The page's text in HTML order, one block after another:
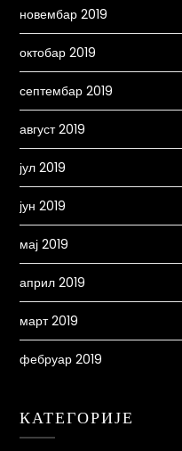
новембар 2019
октобар 2019
септембар 2019
август 2019
јул 2019
јун 2019
мај 2019
април 2019
март 2019
фебруар 2019
КАТЕГОРИЈЕ